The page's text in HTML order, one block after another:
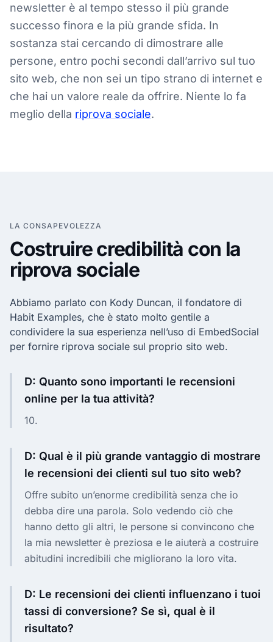
newsletter è al tempo stesso il più grande
successo finora e la più grande sfida. In
sostanza stai cercando di dimostrare alle
persone, entro pochi secondi dall’arrivo sul tuo
sito web, che non sei un tipo strano di internet e
che hai un valore reale da offrire. Niente lo fa
meglio della riprova sociale.
LA CONSAPEVOLEZZA
Costruire credibilità con la
riprova sociale
Abbiamo parlato con Kody Duncan, il fondatore di
Habit Examples, che è stato molto gentile a
condividere la sua esperienza nell’uso di EmbedSocial
per fornire riprova sociale sul proprio sito web.
D: Quanto sono importanti le recensioni
online per la tua attività?
10.
D: Qual è il più grande vantaggio di mostrare
le recensioni dei clienti sul tuo sito web?
Offre subito un’enorme credibilità senza che io
debba dire una parola. Solo vedendo ciò che
hanno detto gli altri, le persone si convincono che
la mia newsletter è preziosa e le aiuterà a costruire
abitudini incredibili che migliorano la loro vita.
D: Le recensioni dei clienti influenzano i tuoi
tassi di conversione? Se sì, qual è il
risultato?